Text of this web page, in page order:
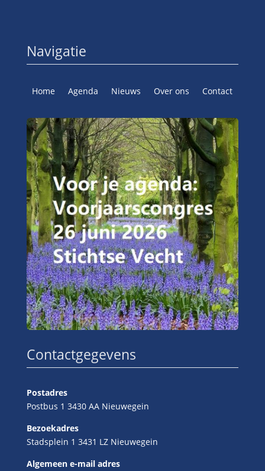
Navigatie
Home Agenda Nieuws Over ons Contact
Contactgegevens
Postadres
Postbus 1 3430 AA Nieuwegein
Bezoekadres
Stadsplein 1 3431 LZ Nieuwegein
Algemeen e-mail adres